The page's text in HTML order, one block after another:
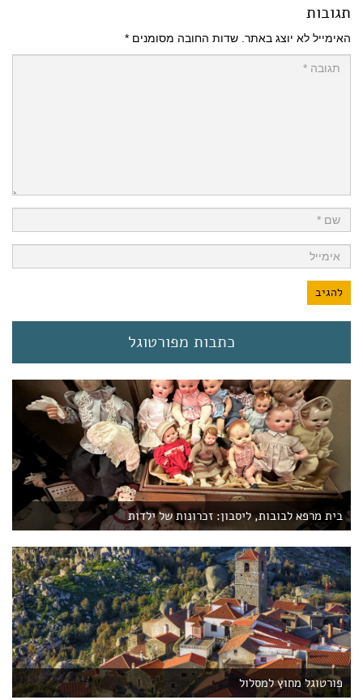
תגובות
האימייל לא יוצג באתר. שדות החובה מסומנים *
כתבות מפורטוגל
בית מרפא לבובות, ליסבון: זכרונות של ילדות
פורטוגל מחוץ למסלול